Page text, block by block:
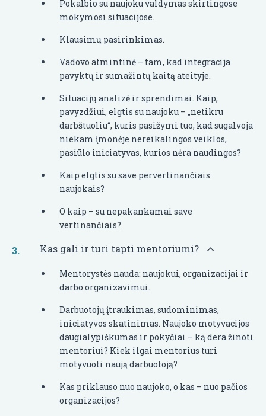
Pokalbio su naujoku valdymas skirtingose
mokymosi situacijose.
Klausimų pasirinkimas.
Vadovo atmintinė – tam, kad integracija
pavyktų ir sumažintų kaitą ateityje.
Situacijų analizė ir sprendimai. Kaip,
pavyzdžiui, elgtis su naujoku – „netikru
darbštuoliu“, kuris pasižymi tuo, kad sugalvoja
niekam įmonėje nereikalingos veiklos,
pasiūlo iniciatyvas, kurios nėra naudingos?
Kaip elgtis su save pervertinančiais
naujokais?
O kaip – su nepakankamai save
vertinančiais?
Kas gali ir turi tapti mentoriumi?
Mentorystės nauda: naujokui, organizacijai ir
darbo organizavimui.
Darbuotojų įtraukimas, sudominimas,
iniciatyvos skatinimas. Naujoko motyvacijos
daugialypiškumas ir pokyčiai – ką dera žinoti
mentoriui? Kiek ilgai mentorius turi
motyvuoti naują darbuotoją?
Kas priklauso nuo naujoko, o kas – nuo pačios
organizacijos?